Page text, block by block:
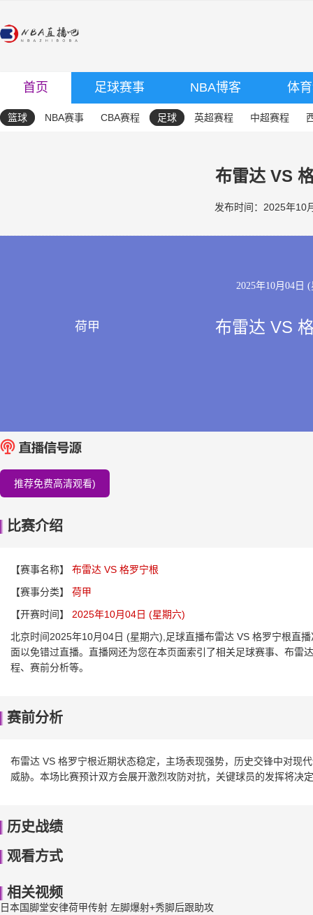
首页 足球赛事 NBA博客 体
篮球 NBA赛事 CBA赛程 足球 英超赛程 中超赛程
布雷达 VS
发布时间：2025年10
2025年10月04日
荷甲 布雷达 VS
推荐免费高清观看)
比赛介绍
【赛事名称】
布雷达 VS 格罗宁根
【赛事分类】
荷甲
【开赛时间】
2025年10月04日 (星期六)
北京时间2025年10月04日 (星期六),足球直播布雷达 VS 格罗宁根直
面以免错过直播。直播网还为您在本页面索引了相关足球赛事、布雷
程、赛前分析等。
赛前分析
布雷达 VS 格罗宁根近期状态稳定，主场表现强势，历史交锋中对现
威胁。本场比赛预计双方会展开激烈攻防对抗，关键球员的发挥将决
历史战绩
观看方式
相关视频
日本国脚堂安律荷甲传射 左脚爆射+秀脚后跟助攻